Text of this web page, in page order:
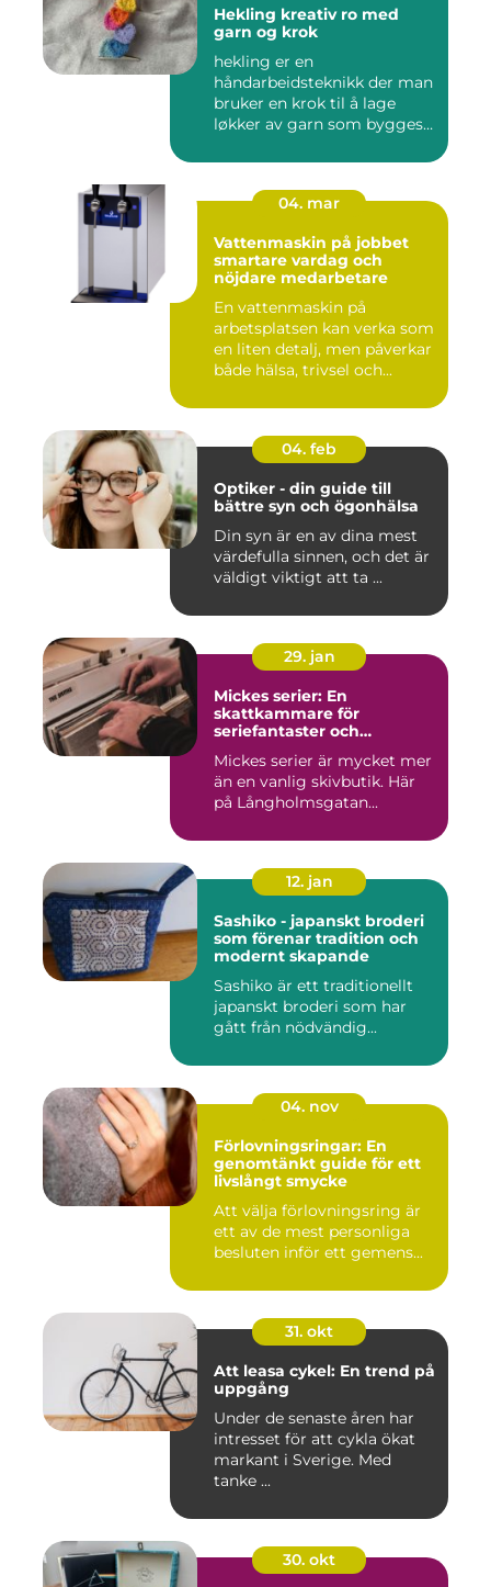
Hekling kreativ ro med
garn og krok
hekling er en
håndarbeidsteknikk der man
bruker en krok til å lage
løkker av garn som bygges
04. mar
Vattenmaskin på jobbet
smartare vardag och
nöjdare medarbetare
En vattenmaskin på
arbetsplatsen kan verka som
en liten detalj, men påverkar
både hälsa, trivsel och...
04. feb
Optiker - din guide till
bättre syn och ögonhälsa
Din syn är en av dina mest
värdefulla sinnen, och det är
väldigt viktigt att ta ...
29. jan
Mickes serier: En
skattkammare för
seriefantaster och
Mickes serier är mycket mer
än en vanlig skivbutik. Här
på Långholmsgatan...
12. jan
Sashiko - japanskt broderi
som förenar tradition och
modernt skapande
Sashiko är ett traditionellt
japanskt broderi som har
gått från nödvändig...
04. nov
Förlovningsringar: En
genomtänkt guide för ett
livslångt smycke
Att välja förlovningsring är
ett av de mest personliga
besluten inför ett gemens...
31. okt
Att leasa cykel: En trend på
uppgång
Under de senaste åren har
intresset för att cykla ökat
markant i Sverige. Med
tanke ...
30. okt